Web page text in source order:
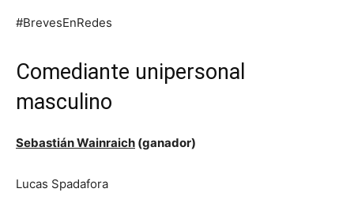
#BrevesEnRedes
Comediante unipersonal
masculino
Sebastián Wainraich (ganador)
Lucas Spadafora